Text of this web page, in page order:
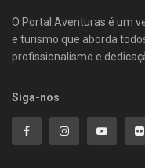
O Portal Aventuras é um
e turismo que aborda
profissionalismo e
Siga-nos